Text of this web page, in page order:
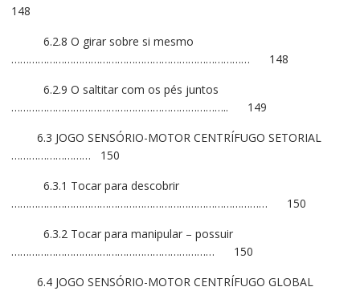
148
6.2.8 O girar sobre si mesmo
……………………………………………………………………… 148
6.2.9 O saltitar com os pés juntos
……………………………………………………………….. 149
6.3 JOGO SENSÓRIO-MOTOR CENTRÍFUGO SETORIAL
……………………… 150
6.3.1 Tocar para descobrir
…………………………………………………………………………… 150
6.3.2 Tocar para manipular – possuir
…………………………………………………………… 150
6.4 JOGO SENSÓRIO-MOTOR CENTRÍFUGO GLOBAL